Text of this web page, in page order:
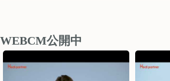
後、順次確認し対応させていただきま
以上、ご迷惑をお掛け致しますが、
申し上げます。
WEBCM公開中